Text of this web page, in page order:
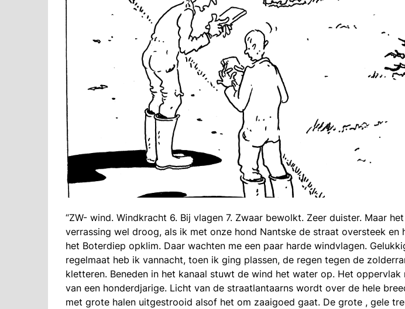
“ZW- wind. Windkracht 6. Bij vlagen 7. Zwaar bewolkt. Zeer duister. Maar
verrassing wel droog, als ik met onze hond Nantske de straat oversteek en
het Boterdiep opklim. Daar wachten me een paar harde windvlagen.
regelmaat heb ik vannacht, toen ik ging plassen, de regen tegen de
kletteren. Beneden in het kanaal stuwt de wind het water op. Het oppervlak
van een honderdjarige. Licht van de straatlantaarns wordt over de hele
met grote halen uitgestrooid alsof het om zaaigoed gaat. De grote , gele